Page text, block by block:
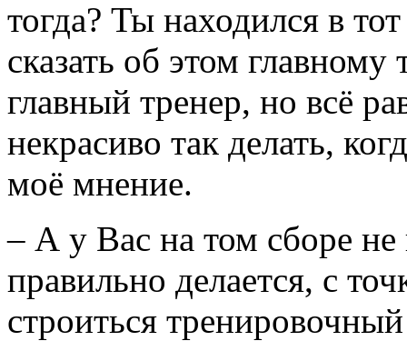
тогда? Ты находился в
сказать об этом
главный тренер, но всё
некрасиво так делать,
моё мнение.
– А у Вас на том сборе
правильно делается, с
строиться